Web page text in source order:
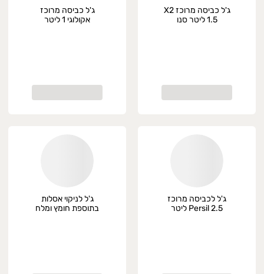
ג'ל כביסה מרוכז X2
1.5 ליטר סנו
ג'ל כביסה מרוכז
אקולוגי 1 ליטר
ג'ל לכביסה מרוכז
Persil 2.5 ליטר
ג'ל לניקוי אסלות
בתוספת חומץ ומלח